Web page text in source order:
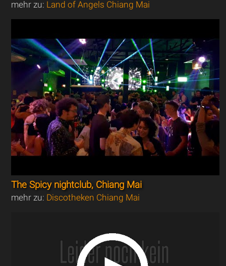
mehr zu: Land of Angels Chiang Mai
The Spicy nightclub, Chiang Mai
mehr zu: Discotheken Chiang Mai